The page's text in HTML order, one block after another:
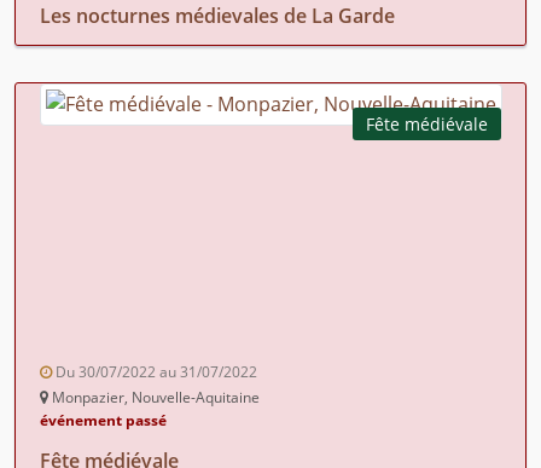
Les nocturnes médievales de La Garde
Fête médiévale
Du 30/07/2022 au 31/07/2022
Monpazier, Nouvelle-Aquitaine
événement passé
Fête médiévale